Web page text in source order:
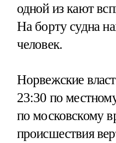
одной из кают
На борту судна
человек.
Норвежские
23:30 по
по московскому
происшествия